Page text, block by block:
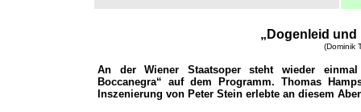
„Dogenleid und
(Dominik
An der Wiener Staatsoper steht wieder
Boccanegra“ auf dem Programm. Thomas
Inszenierung von Peter Stein erlebte an diesem